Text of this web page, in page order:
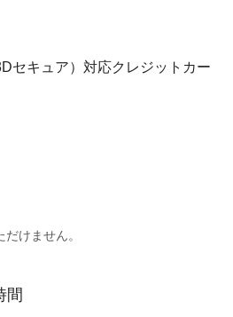
セキュア）対応クレジットカー
けません。
間